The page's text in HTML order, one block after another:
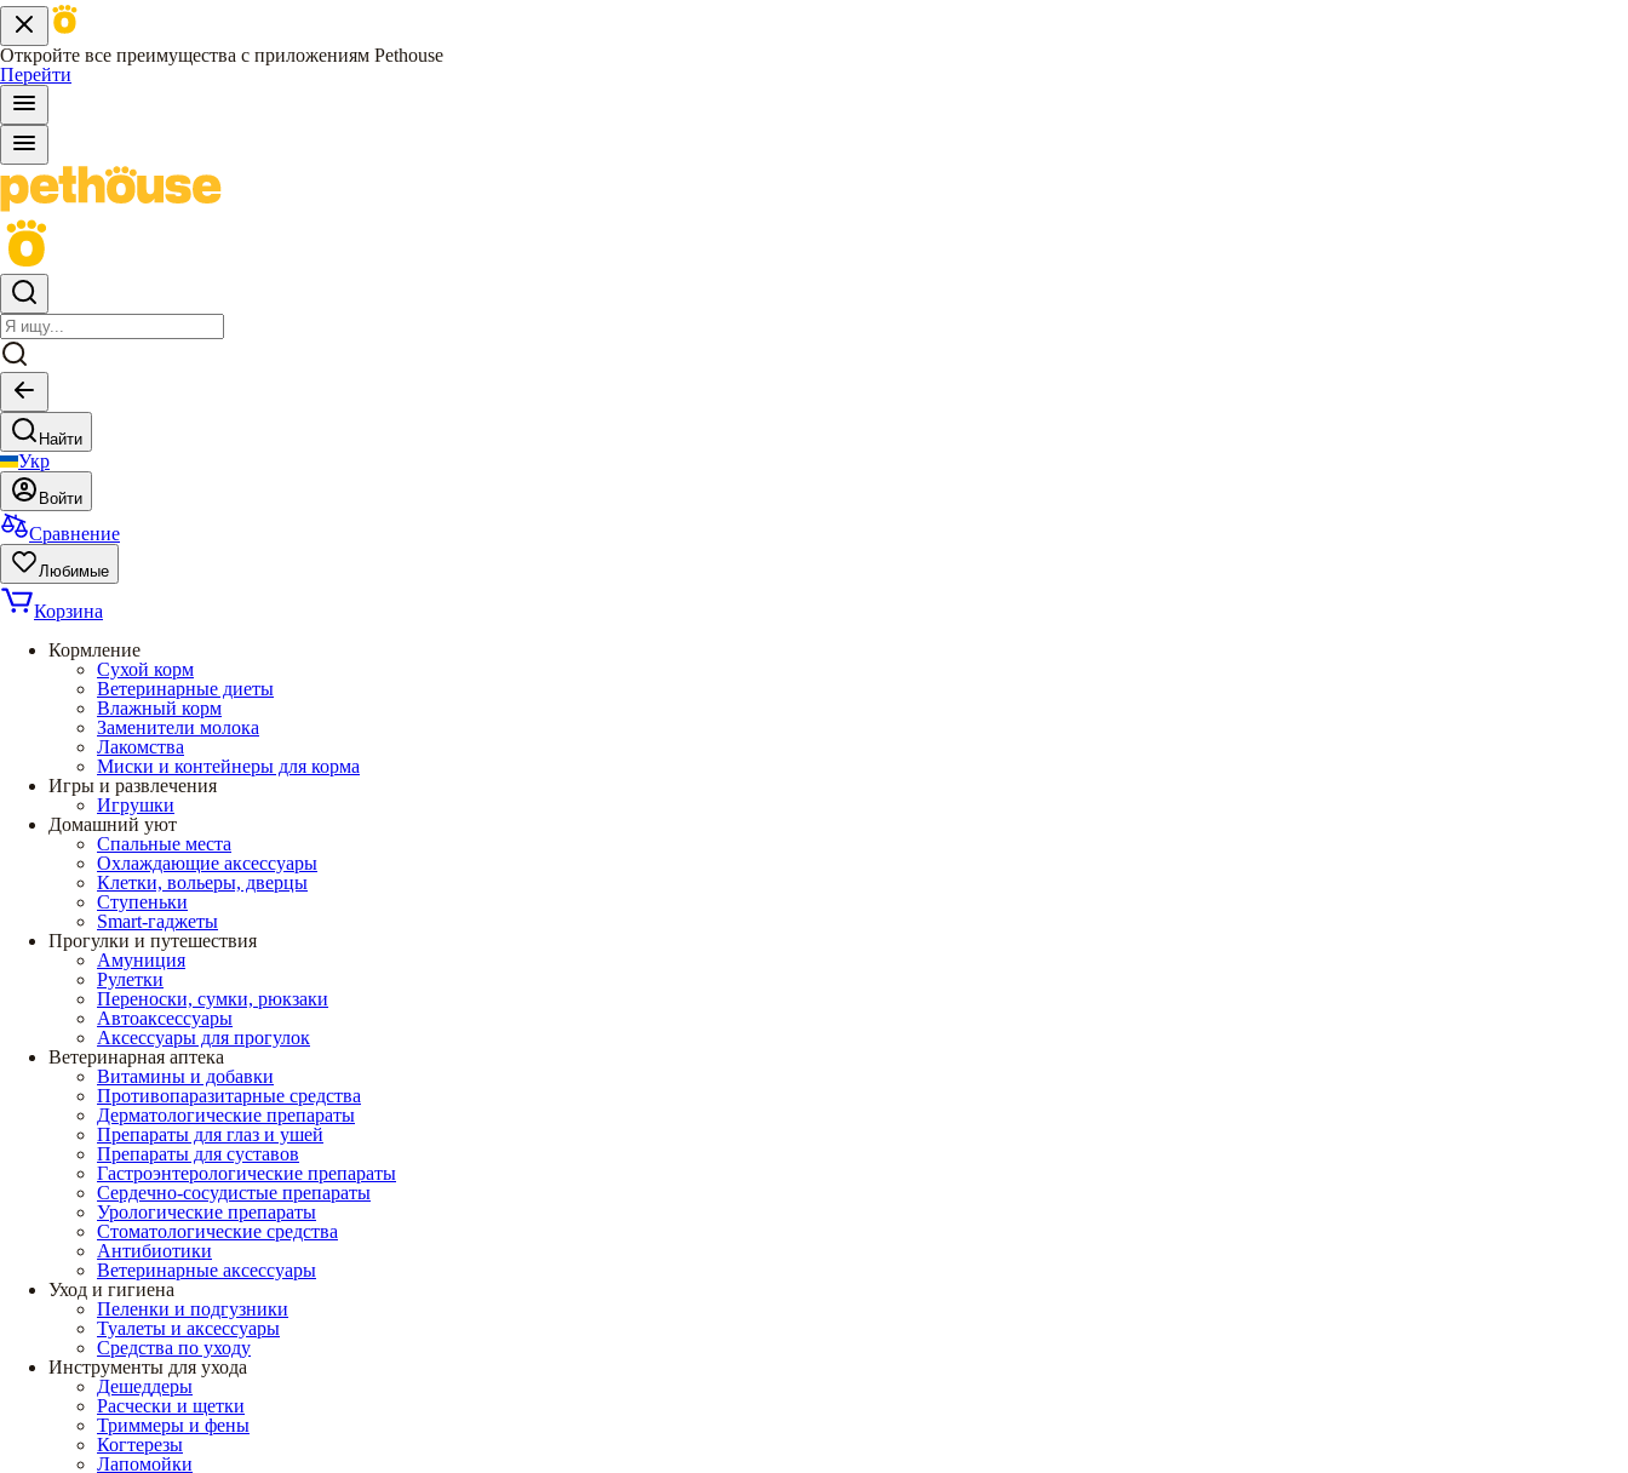
Откройте все преимущества с приложениям Pethouse
Перейти
Найти
Укр
Войти
Сравнение
Любимые
Корзина
Кормление
Сухой корм
Ветеринарные диеты
Влажный корм
Заменители молока
Лакомства
Миски и контейнеры для корма
Игры и развлечения
Игрушки
Домашний уют
Спальные места
Охлаждающие аксессуары
Клетки, вольеры, дверцы
Ступеньки
Smart-гаджеты
Прогулки и путешествия
Амуниция
Рулетки
Переноски, сумки, рюкзаки
Автоаксессуары
Аксессуары для прогулок
Ветеринарная аптека
Витамины и добавки
Противопаразитарные средства
Дерматологические препараты
Препараты для глаз и ушей
Препараты для суставов
Гастроэнтерологические препараты
Сердечно-сосудистые препараты
Урологические препараты
Стоматологические средства
Антибиотики
Ветеринарные аксессуары
Уход и гигиена
Пеленки и подгузники
Туалеты и аксессуары
Средства по уходу
Инструменты для ухода
Дешеддеры
Расчески и щетки
Триммеры и фены
Когтерезы
Лапомойки